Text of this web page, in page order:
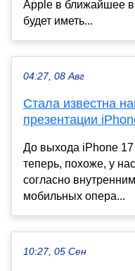
Apple в ближайшее
будет иметь...
04:27, 08 Авг
Стала известна
презентации
До выхода iPhone 17
теперь, похоже, у
согласно
мобильных опера...
10:27, 05 Сен